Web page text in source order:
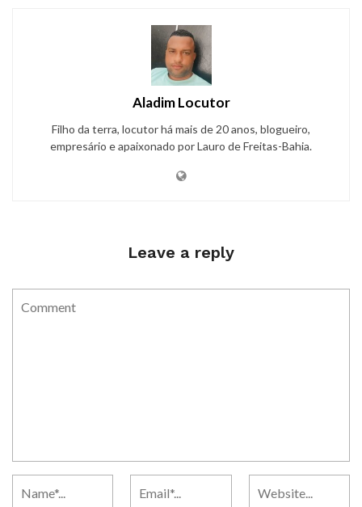
Aladim Locutor
Filho da terra, locutor há mais de 20 anos, blogueiro,
empresário e apaixonado por Lauro de Freitas-Bahia.
Leave a reply